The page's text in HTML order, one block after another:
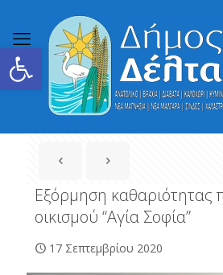
Ανοίξτε τη γραμμή εργαλείων
Εξόρμηση καθαριότητας
οικισμού “Αγία Σοφία”
17 Σεπτεμβρίου 2020